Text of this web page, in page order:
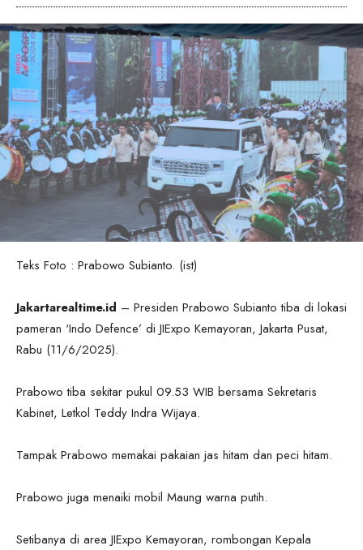
Teks Foto : Prabowo Subianto. (ist)
Jakartarealtime.id – Presiden Prabowo Subianto tiba di lokasi
pameran ‘Indo Defence’ di JIExpo Kemayoran, Jakarta Pusat,
Rabu (11/6/2025).
Prabowo tiba sekitar pukul 09.53 WIB bersama Sekretaris
Kabinet, Letkol Teddy Indra Wijaya.
Tampak Prabowo memakai pakaian jas hitam dan peci hitam.
Prabowo juga menaiki mobil Maung warna putih.
Setibanya di area JIExpo Kemayoran, rombongan Kepala